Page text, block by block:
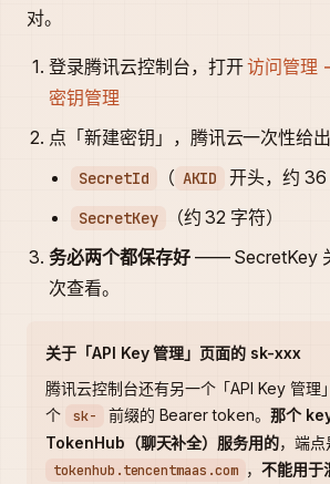
对。
登录腾讯云控制台，打开访问管理
密钥管理
点「新建密钥」，腾讯云一次性给出
SecretId （ AKID 开头，约 36
SecretKey
（约 32 字符）
务必两个都保存好—— SecretKey
次查看。
关于「API Key 管理」页面的 sk-xxx
腾讯云控制台还有另一个「API Key 管理
个
sk- 前缀的 Bearer token。 那个
TokenHub（聊天补全）服务用的，端点
tokenhub.tencentmaas.com ， 不能用于